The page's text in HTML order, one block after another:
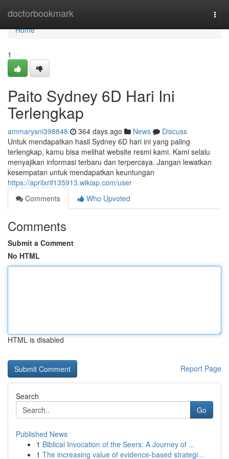
doctorbookmark
Home
Home
1
Paito Sydney 6D Hari Ini
Terlengkap
ammarysni398848 364 days ago News
Discuss
Untuk mendapatkan hasil Sydney 6D hari ini yang paling
terlengkap, kamu bisa melihat website resmi kami. Kami selalu
menyajikan informasi terbaru dan terpercaya. Jangan lewatkan
kesempatan untuk mendapatkan keuntungan
https://aprilxrif135913.wikiap.com/user
Comments
Who Upvoted
Comments
Submit a Comment
No HTML
HTML is disabled
Report Page
Search
Go
Published News
1 Biblical Invocation of the Seers: A Journey of ...
1 The increasing value of evidence-based strategi...